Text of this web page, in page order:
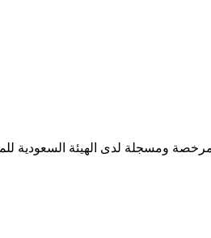
ومسجلة لدى الهيئة السعودية